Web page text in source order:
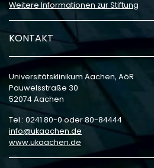
Weitere Informationen zur Stiftung
KONTAKT
Universitätsklinikum Aachen, AöR
Pauwelsstraße 30
52074 Aachen
Tel.: 0241 80-0 oder 80-84444
info
ukaachen de
www.ukaachen.de